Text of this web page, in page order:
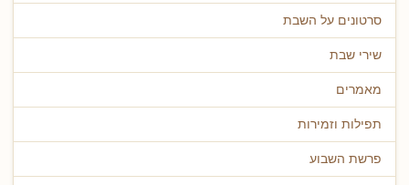
סרטונים על השבת
שירי שבת
מאמרים
תפילות וזמירות
פרשת השבוע